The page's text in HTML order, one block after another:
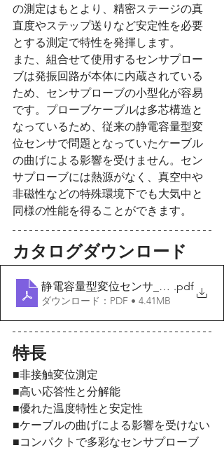
の測定はもとより、精密ステージの真
直度やステップ送りなど安定性を必要
とする測定で特性を発揮します。
また、組合せて使用するセンサプロー
ブは発振回路が本体に内蔵されている
ため、センサプローブの小型化が容易
です。プローブケーブルは多芯構造と
なっているため、従来の静電容量型変
位センサで問題となっていたケーブル
の曲げによる影響を受けません。セン
サプローブには熱源がなく、真空中や
非磁性などの特殊環境下でも大気中と
同様の性能を得ることができます。
カタログダウンロード
静電容量型変位センサ__2024v2
.pdf
ダウンロード：PDF • 4.41MB
特長
■非接触変位測定
■高い応答性と分解能
■優れた温度特性と安定性
■ケーブルの曲げによる影響を受けない
■コンパクトで多彩なセンサプローブ